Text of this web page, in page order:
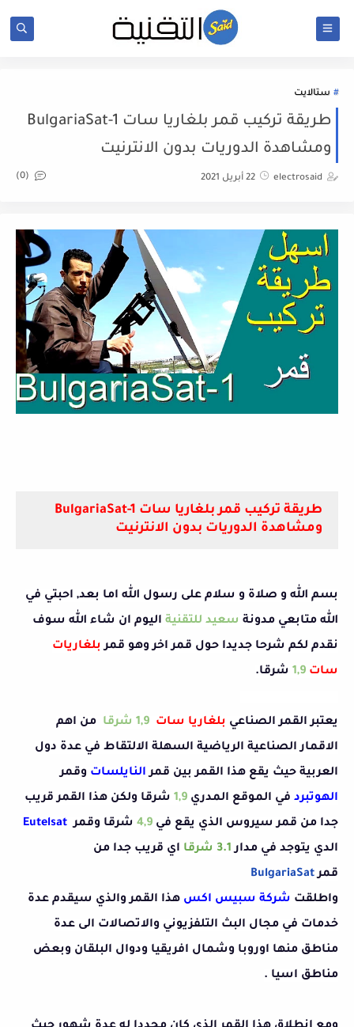
ستالايت
طريقة تركيب قمر بلغاريا سات BulgariaSat-1
ومشاهدة الدوريات بدون الانترنيت
electrosaid 22 أبريل 2021 (0)
طريقة تركيب قمر بلغاريا سات BulgariaSat-1
ومشاهدة الدوريات بدون الانترنيت
بسم الله و صلاة و سلام على رسول الله اما بعد, احبتي في
الله متابعي مدونة سعيد للتقنية اليوم ان شاء الله سوف
نقدم لكم شرحا جديدا حول قمر اخر وهو قمربلغاريات
سات 1,9 شرقا.
يعتبر القمر الصناعي بلغاريا سات 1,9 شرقا
من اهم
الاقمار الصناعية الرياضية السهلة الالتقاط في عدة دول
العربية حيث يقع هذا القمر بين قمرالنايلسات وقمر
الهوتبرد في الموقع المدري 1,9 شرقا ولكن هذا القمر قريب
جدا من قمر سيروس الذي يقع في 4,9 شرقا وقمر Eutelsat
الدي يتوجد في مدار3.1 شرقا
اي قريب جدا من
قمرBulgariaSat
واطلقت شركة سبيس اكس هذا القمر والذي سيقدم عدة
خدمات في مجال البث التلفزيوني والاتصالات الى عدة
مناطق منها اوروبا وشمال افريقيا ودوال البلقان وبعض
مناطق اسيا .